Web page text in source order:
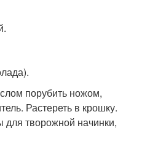
порубить ножом,
Растереть в крошку.
творожной начинки,